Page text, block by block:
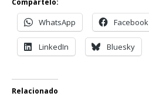
Compártelo:
WhatsApp Facebook
LinkedIn Bluesky
Relacionado